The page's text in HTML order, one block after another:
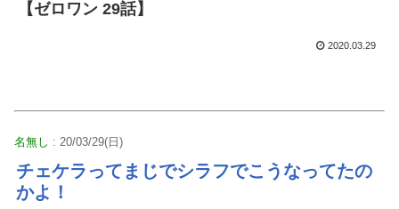
【ゼロワン 29話】
2020.03.29
名無し : 20/03/29(日)
チェケラってまじでシラフでこうなってたの
かよ！